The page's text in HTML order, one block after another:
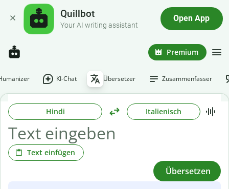
Quillbot
Your AI writing assistant
Open App
Premium
KI-Chat Übersetzer Zusammenfasser
Hindi Italienisch
Text einfügen
Übersetzen